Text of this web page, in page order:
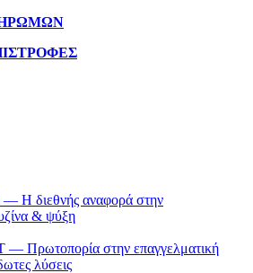
— Η διεθνής αναφορά στην
& ψύξη
Πρωτοπορία στην επαγγελματική
λύσεις